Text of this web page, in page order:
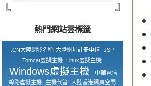
熱門網站雲標籤
.CN大陸網域名稱-大陸網址註冊申請 JSP-
Tomcat虛擬主機
Linux虛擬主機
Windows虛擬主機
中華電信
線路虛擬主機
主機代管 大陸香港網頁空間